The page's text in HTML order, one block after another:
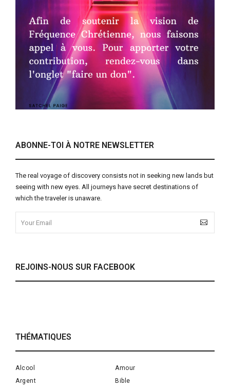
ABONNE-TOI À NOTRE NEWSLETTER
The real voyage of discovery consists not in seeking new lands but
seeing with new eyes. All journeys have secret destinations of
which the traveler is unaware.
REJOINS-NOUS SUR FACEBOOK
THÉMATIQUES
Alcool
Amour
Argent
Bible